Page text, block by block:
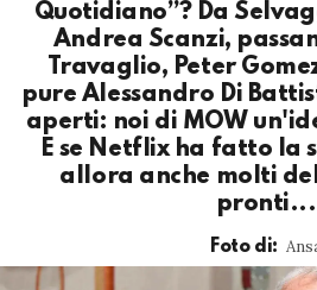
Quotidiano”? Da
Andrea Scanzi,
Travaglio, Peter
pure Alessandro Di
aperti: noi di MOW
E se Netflix ha fatto la
allora anche molti
pronti...
Foto di: